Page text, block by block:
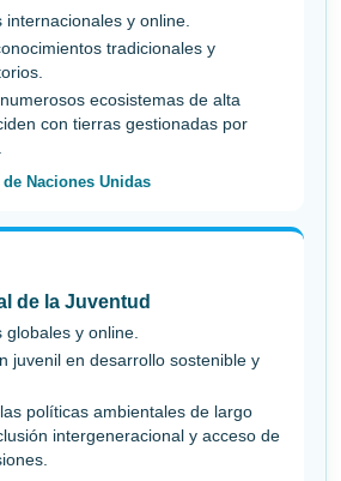
internacionales y online.
tradicionales y
numerosos ecosistemas de alta
con tierras gestionadas por
Naciones Unidas
de la Juventud
globales y online.
juvenil en desarrollo sostenible y
las políticas ambientales de largo
intergeneracional y acceso de